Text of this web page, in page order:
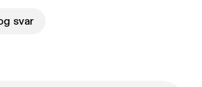
svar